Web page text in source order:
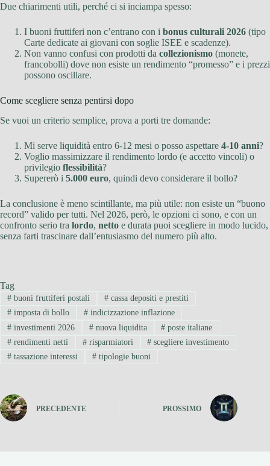
Due chiarimenti utili, perché ci si inciampa spesso:
I buoni fruttiferi non c’entrano con i bonus culturali 2026 (tipo
Carte dedicate ai giovani con soglie ISEE e scadenze).
Non vanno confusi con prodotti da collezionismo (monete,
francobolli) dove non esiste un rendimento “promesso” e i prezzi
possono oscillare.
Come scegliere senza pentirsi dopo
Se vuoi un criterio semplice, prova a porti tre domande:
Mi serve liquidità entro 6-12 mesi o posso aspettare 4-10 anni?
Voglio massimizzare il rendimento lordo (e accetto vincoli) o
privilegio flessibilità?
Supererò i 5.000 euro, quindi devo considerare il bollo?
La conclusione è meno scintillante, ma più utile: non esiste un “buono
record” valido per tutti. Nel 2026, però, le opzioni ci sono, e con un
confronto serio tra lordo, netto e durata puoi scegliere in modo lucido,
senza farti trascinare dall’entusiasmo del numero più alto.
Tag
#buoni fruttiferi postali #cassa depositi e prestiti
#imposta di bollo #indicizzazione inflazione
#investimenti 2026 #nuova liquidita # poste italiane
#rendimenti netti #risparmiatori # scegliere investimento
#tassazione interessi #tipologie buoni
PRECEDENTE PROSSIMO